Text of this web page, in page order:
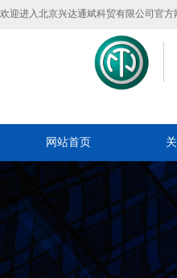
欢迎进入北京兴达通斌科贸有限公司官方
网站首页